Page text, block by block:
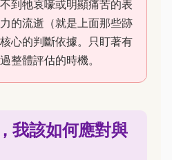
到牠哀嚎或明顯痛苦的表
的流逝（就是上面那些跡
心的判斷依據。只盯著有
整體評估的時機。
我該如何應對與